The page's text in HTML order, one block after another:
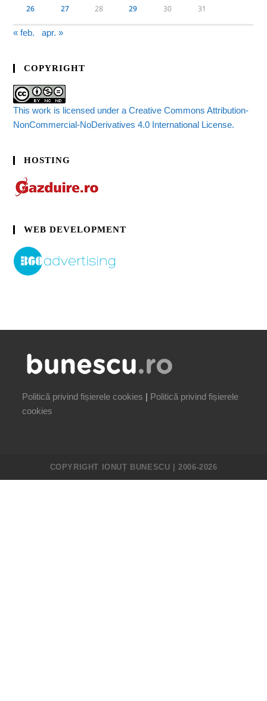
26 27 28 29 30 31
« feb. apr. »
COPYRIGHT
This work is licensed under a Creative Commons Attribution-
NonCommercial-NoDerivatives 4.0 International License.
HOSTING
WEB DEVELOPMENT
Politică privind fișierele cookies | Politică privind fișierele
cookies
COPYRIGHT IONUȚ BUNESCU | 2006-2026